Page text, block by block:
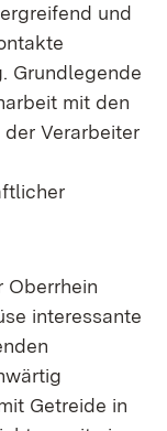
und
Grundlegende
mit den
Verarbeiter
Oberrhein
interessante
Getreide in